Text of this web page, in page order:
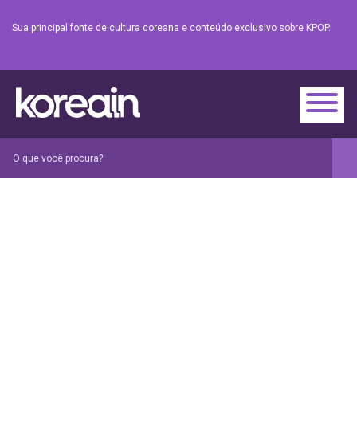
Sua principal fonte de cultura coreana e conteúdo exclusivo sobre KPOP.